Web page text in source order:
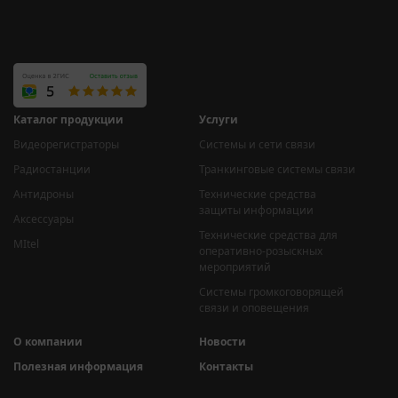
Каталог продукции
Видеорегистраторы
Радиостанции
Антидроны
Аксессуары
MItel
Услуги
Системы и сети связи
Транкинговые системы связи
Технические средства
защиты информации
Технические средства для
оперативно-розыскных
мероприятий
Системы громкоговорящей
связи и оповещения
О компании
Новости
Полезная информация
Контакты